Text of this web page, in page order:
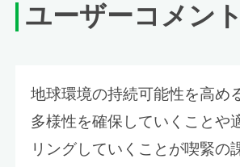
ユーザーコメント
地球環境の持続可能性を高め
多様性を確保していくことや
リングしていくことが喫緊の